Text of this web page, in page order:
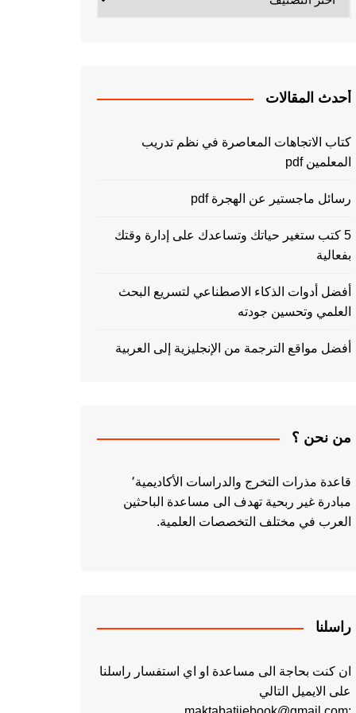
أحدث المقالات
كتاب الاتجاهات المعاصرة في نظم تدريب
المعلمين pdf
رسائل ماجستير عن الهجرة pdf
5 كتب ستغير حياتك وتساعدك على إدارة وقتك
بفعالية
أفضل أدوات الذكاء الاصطناعي لتسريع البحث
العلمي وتحسين جودته
أفضل مواقع الترجمة من الإنجليزية إلى العربية
من نحن ؟
قاعدة مذرات التخرج والدراسات الأكاديمية٬
مبادرة غير ربحية تهدف الى مساعدة الباحثين
العرب في مختلف التخصصات العلمية.
راسلنا
ان كنت بحاجة الى مساعدة او اي استفسار راسلنا
على الايميل التالي